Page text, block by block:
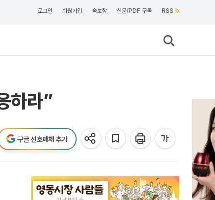
로그인 회원가입 속보창 신문/PDF 구독 RSS
하라”
구글 선호매체 추가